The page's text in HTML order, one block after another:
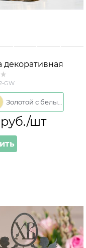
декоративная
цв.
с белым
GW
руб./шт